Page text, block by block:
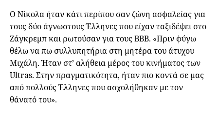
Ο Νίκολα ήταν κάτι περίπου σαν ζώνη ασφαλείας για
τους δύο άγνωστους Έλληνες που είχαν ταξιδέψει στο
Ζάγκρεμπ και ρωτούσαν για τους BBB. «Πριν φύγω
θέλω να πω συλλυπητήρια στη μητέρα του άτυχου
Μιχάλη. Ήταν στ’ αλήθεια μέρος του κινήματος των
Ultras. Στην πραγματικότητα, ήταν πιο κοντά σε μας
από πολλούς Έλληνες που ασχολήθηκαν με τον
θάνατό του».